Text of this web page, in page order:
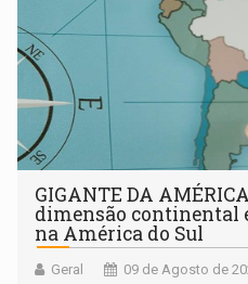
GIGANTE DA
dimensão continental
na América do Sul
Geral 09 de Agosto de